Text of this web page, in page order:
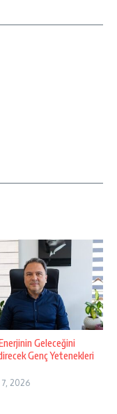
Geleceğini
Genç Yetenekleri
2026